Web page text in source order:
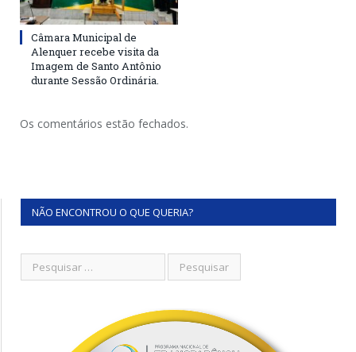
Câmara Municipal de
Alenquer recebe visita da
Imagem de Santo Antônio
durante Sessão Ordinária.
Os comentários estão fechados.
NÃO ENCONTROU O QUE QUERIA?